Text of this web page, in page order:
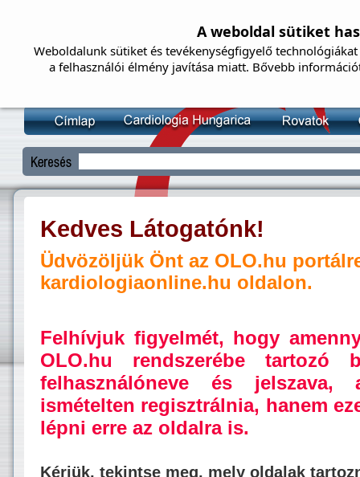
Kedves Látogatónk!
Üdvözöljük Önt az OLO.hu
kardiologiaonline.hu oldalon.
Felhívjuk figyelmét, hogy
OLO.hu rendszerébe tartozó
felhasználóneve és jelszava,
ismételten regisztrálnia, hanem
lépni erre az oldalra is.
Kérjük, tekintse meg, mely oldalak
A weboldal sütiket
Weboldalunk sütiket és tevékenységfigyelő
a felhasználói élmény javítása miatt. Bővebb